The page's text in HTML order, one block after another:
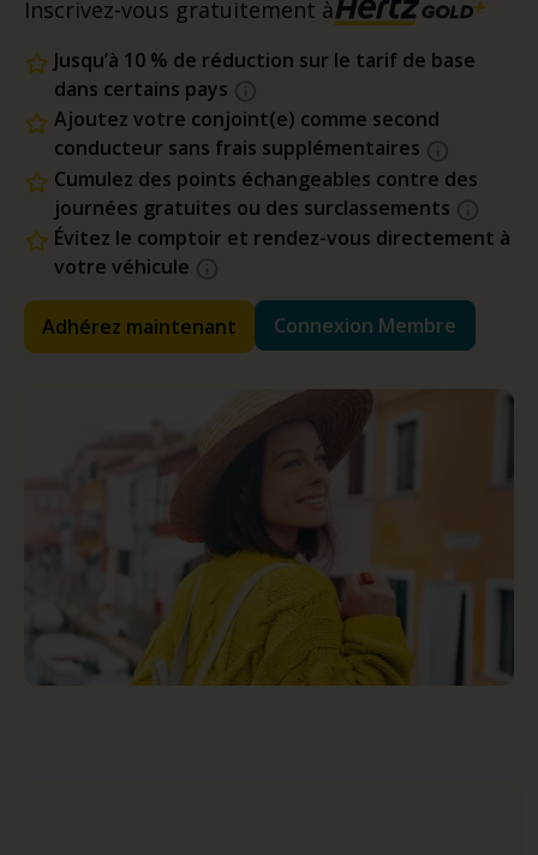
Inscrivez-vous gratuitement à
Jusqu’à 10 % de réduction sur le tarif de base
dans certains pays
Ajoutez votre conjoint(e) comme second
conducteur sans frais supplémentaires
Cumulez des points échangeables contre des
journées gratuites ou des surclassements
Évitez le comptoir et rendez-vous directement à
votre véhicule
Adhérez maintenant Connexion Membre